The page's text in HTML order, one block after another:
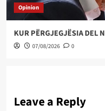
Opinion
KUR PËRGJEGJËSIA DEL
07/08/2026 0
Leave a Reply